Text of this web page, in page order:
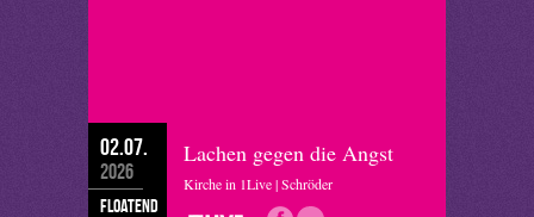
02.07.
2026
floatend
Lachen gegen die Angst
Kirche in 1Live | Schröder